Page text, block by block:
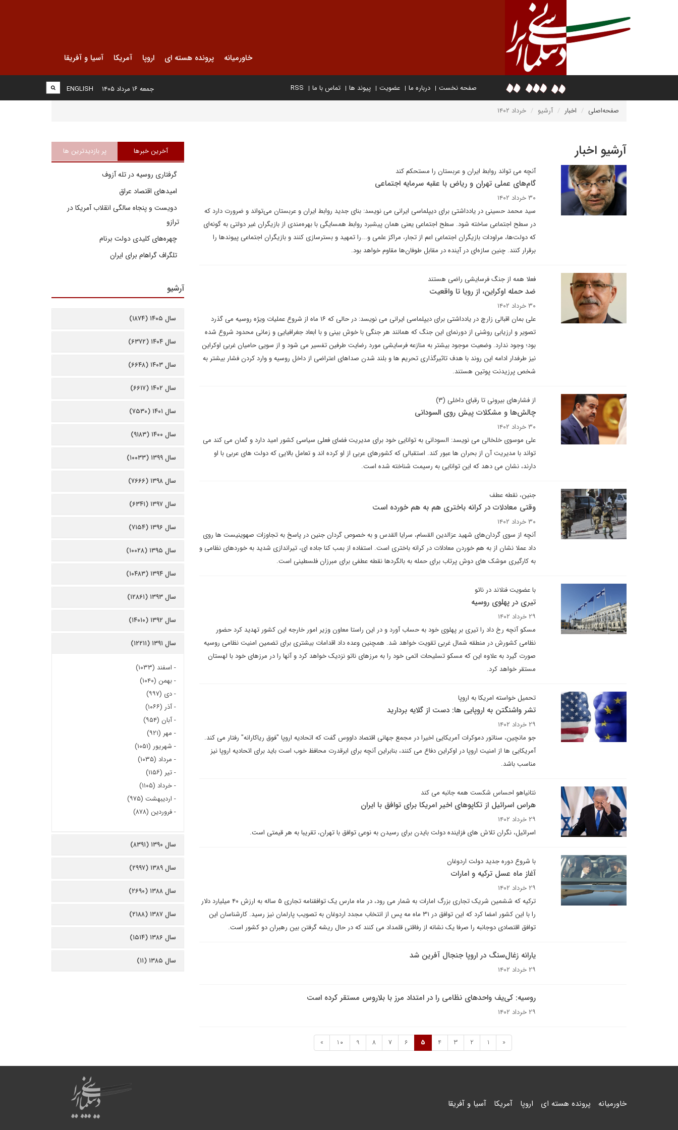
خاورمیانه پرونده هسته ای اروپا آمریکا آسیا و آفریقا
صفحه نخست درباره ما عضویت پیوند ها تماس با ما RSS
ENGLISH جمعه ۱۶ مرداد ۱۴۰۵
صفحه‌اصلی اخبار آرشیو خرداد ۱۴۰۲
آرشیو اخبار
آنچه می تواند روابط ایران و عربستان را مستحکم کند
گام‌های عملی تهران و ریاض با عقبه سرمایه اجتماعی
۳۰ خرداد ۱۴۰۲
سید محمد حسینی در یادداشتی برای دیپلماسی ایرانی می نویسد: بنای جدید روابط ایران و عربستان می‌تواند و ضرورت دارد که
در سطح اجتماعی ساخته شود. سطح اجتماعی یعنی همان پیشبرد روابط همسایگی با بهره‌مندی از بازیگران غیر دولتی به گونه‌ای
که دولت‌ها، مراودات بازیگران اجتماعی اعم از تجار، مراکز علمی و...را تمهید و بسترسازی کنند و بازیگران اجتماعی پیوندها را
برقرار کنند. چنین سازه‌ای در آینده در مقابل طوفان‌ها مقاوم خواهد بود.
فعلا همه از جنگ فرسایشی راضی هستند
ضد حمله اوکراین، از رویا تا واقعیت
۳۰ خرداد ۱۴۰۲
علی بمان اقبالی زارچ در یادداشتی برای دیپلماسی ایرانی می نویسد: در حالی که ۱۶ ماه از شروع عملیات ویژه روسیه می گذرد
تصویر و ارزیابی روشنی از دورنمای این جنگ که همانند هر جنگی با خوش بینی و با ابعاد جغرافیایی و زمانی محدود شروع شده
بود؛ وجود ندارد. وضعیت موجود بیشتر به منازعه فرسایشی مورد رضایت طرفین تفسیر می شود و از سویی حامیان غربی اوکراین
نیز طرفدار ادامه این روند با هدف تاثیرگذاری تحریم ها و بلند شدن صداهای اعتراضی از داخل روسیه و وارد کردن فشار بیشتر به
شخص پرزیدنت پوتین هستند.
از فشارهای بیرونی تا رقبای داخلی (۳)
چالش‌ها و مشکلات پیش روی السودانی
۳۰ خرداد ۱۴۰۲
علی موسوی خلخالی می نویسد: السودانی به توانایی خود برای مدیریت فضای فعلی سیاسی کشور امید دارد و گمان می کند می
تواند با مدیریت آن از بحران ها عبور کند. استقبالی که کشورهای عربی از او کرده اند و تعامل بالایی که دولت های عربی با او
دارند، نشان می دهد که این توانایی به رسیمت شناخته شده است.
جنین، نقطه عطف
وقتی معادلات در کرانه باختری هم به هم خورده است
۳۰ خرداد ۱۴۰۲
آنچه از سوی گردان‌های شهید عزالدین القسام، سرایا القدس و به خصوص گردان جنین در پاسخ به تجاوزات صهوینیست ها روی
داد عملا نشان از به هم خوردن معادلات در کرانه باختری است. استفاده از بمب کنا جاده ای، تیراندازی شدید به خوردهای نظامی و
به کارگیری موشک های دوش پرتاب برای حمله به بالگردها نقطه عطفی برای مبرزان فلسطینی است.
با عضویت فنلاند در ناتو
تیری در پهلوی روسیه
۲۹ خرداد ۱۴۰۲
مسکو آنچه رخ داد را تیری بر پهلوی خود به حساب آورد و در این راستا معاون وزیر امور خارجه این کشور تهدید کرد حضور
نظامی کشورش در منطقه شمال غربی تقویت خواهد شد. همچنین وعده داد اقدامات بیشتری برای تضمین امنیت نظامی روسیه
صورت گیرد به علاوه این که مسکو تسلیحات اتمی خود را به مرزهای ناتو نزدیک خواهد کرد و آنها را در مرزهای خود با لهستان
مستقر خواهد کرد.
تحمیل خواسته امریکا به اروپا
تشر واشنگتن به اروپایی ها: دست از گلایه بردارید
۲۹ خرداد ۱۴۰۲
جو مانچین، سناتور دموکرات آمریکایی اخیرا در مجمع جهانی اقتصاد داووس گفت که اتحادیه اروپا "فوق ریاکارانه" رفتار می کند.
آمریکایی ها از امنیت اروپا در اوکراین دفاع می کنند، بنابراین آنچه برای ابرقدرت محافظ خوب است باید برای اتحادیه اروپا نیز
مناسب باشد.
نتانیاهو احساس شکست همه جانبه می کند
هراس اسرائیل از تکاپوهای اخیر امریکا برای توافق با ایران
۲۹ خرداد ۱۴۰۲
اسرائیل، نگران تلاش های فزاینده دولت بایدن برای رسیدن به نوعی توافق با تهران، تقریبا به هر قیمتی است.
با شروع دوره جدید دولت اردوغان
آغاز ماه عسل ترکیه و امارات
۲۹ خرداد ۱۴۰۲
ترکیه که ششمین شریک تجاری بزرگ امارات به شمار می رود، در ماه مارس یک توافقنامه تجاری ۵ ساله به ارزش ۴۰ میلیارد دلار
را با این کشور امضا کرد که این توافق در ۳۱ ماه مه پس از انتخاب مجدد اردوغان به تصویب پارلمان نیز رسید. کارشناسان این
توافق اقتصادی دوجانبه را صرفا یک نشانه از رفاقتی قلمداد می کنند که در حال ریشه گرفتن بین رهبران دو کشور است.
یارانه زغال‌سنگ در اروپا جنجال آفرین شد
۲۹ خرداد ۱۴۰۲
روسیه: کی‌یف واحدهای نظامی را در امتداد مرز با بلاروس مستقر کرده است
۲۹ خرداد ۱۴۰۲
«
1
2
3
4
5
6
7
8
9
10
»
آخرین خبرها پر بازدیدترین ها
گرفتاری روسیه در تله آزوف
امیدهای اقتصاد عراق
دویست و پنجاه سالگی انقلاب آمریکا در
ترازو
چهره‌های کلیدی دولت برنام
تلگراف گراهام برای ایران
آرشیو
سال ۱۴۰۵ (۱۸۷۴)
سال ۱۴۰۴ (۶۳۷۲)
سال ۱۴۰۳ (۶۶۴۸)
سال ۱۴۰۲ (۶۶۱۷)
سال ۱۴۰۱ (۷۵۳۰)
سال ۱۴۰۰ (۹۱۸۳)
سال ۱۳۹۹ (۱۰۰۳۳)
سال ۱۳۹۸ (۷۶۶۶)
سال ۱۳۹۷ (۶۳۴۱)
سال ۱۳۹۶ (۷۱۵۴)
سال ۱۳۹۵ (۱۰۰۲۸)
سال ۱۳۹۴ (۱۰۴۸۳)
سال ۱۳۹۳ (۱۲۸۶۱)
سال ۱۳۹۲ (۱۴۰۱۰)
سال ۱۳۹۱ (۱۲۲۱۱)
- اسفند (۱۰۳۳)
-بهمن (۱۰۴۰)
-دی (۹۹۷)
-آذر (۱۰۶۶)
-آبان (۹۵۴)
- مهر (۹۲۱)
- شهریور (۱۰۵۱)
- مرداد (۱۰۳۵)
-تیر (۱۱۵۶)
-خرداد (۱۱۰۵)
- اردیبهشت (۹۷۵)
-فروردین (۸۷۸)
سال ۱۳۹۰ (۸۳۹۱)
سال ۱۳۸۹ (۲۹۹۷)
سال ۱۳۸۸ (۲۶۹۰)
سال ۱۳۸۷ (۲۱۸۸)
سال ۱۳۸۶ (۱۵۱۴)
سال ۱۳۸۵ (۱۱)
خاورمیانه پرونده هسته ای اروپا آمریکا آسیا و آفریقا